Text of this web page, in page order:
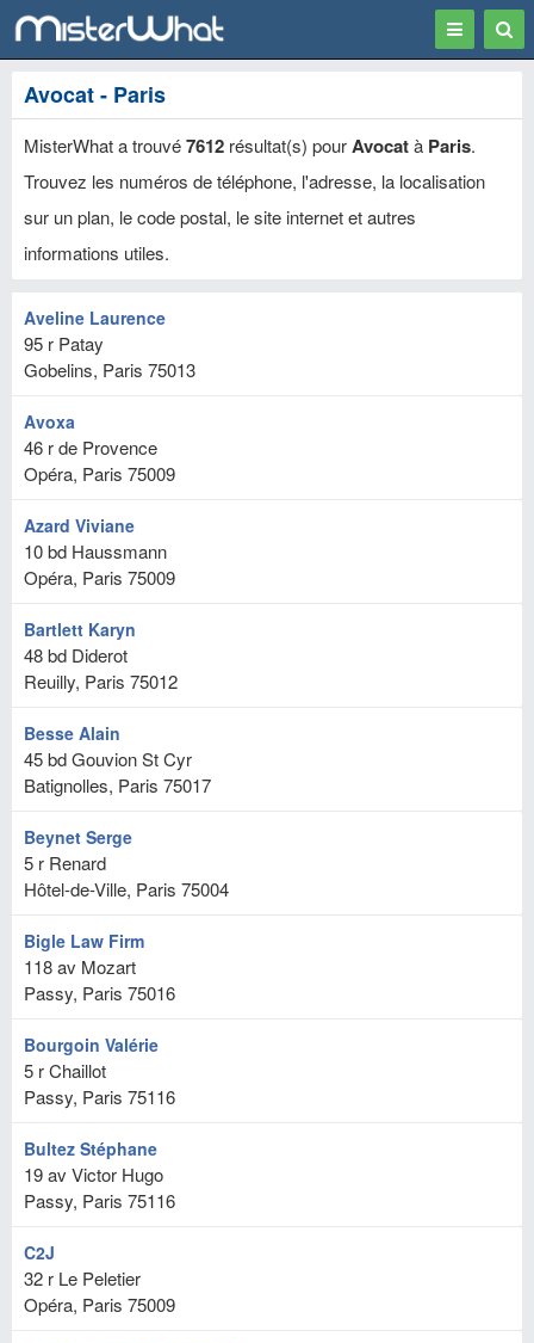
Toggle
Avocat - Paris
MisterWhat a trouvé7612 résultat(s) pourAvocatà Paris.
Trouvez les numéros de téléphone, l'adresse, la localisation
sur un plan, le code postal, le site internet et autres
informations utiles.
Aveline Laurence
95 r Patay
Gobelins, Paris 75013
Avoxa
46 r de Provence
Opéra, Paris 75009
Azard Viviane
10 bd Haussmann
Opéra, Paris 75009
Bartlett Karyn
48 bd Diderot
Reuilly, Paris 75012
Besse Alain
45 bd Gouvion St Cyr
Batignolles, Paris 75017
Beynet Serge
5 r Renard
Hôtel-de-Ville, Paris 75004
Bigle Law Firm
118 av Mozart
Passy, Paris 75016
Bourgoin Valérie
5 r Chaillot
Passy, Paris 75116
Bultez Stéphane
19 av Victor Hugo
Passy, Paris 75116
C2J
32 r Le Peletier
Opéra, Paris 75009